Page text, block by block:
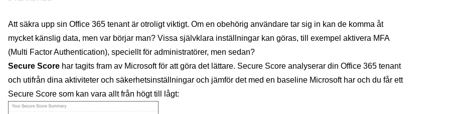
Att säkra upp sin Office 365 tenant är otroligt viktigt. Om en obehörig användare tar sig in kan de komma åt
mycket känslig data, men var börjar man? Vissa självklara inställningar kan göras, till exempel aktivera MFA
(Multi Factor Authentication), speciellt för administratörer, men sedan?
Secure Score har tagits fram av Microsoft för att göra det lättare. Secure Score analyserar din Office 365 tenant
och utifrån dina aktiviteter och säkerhetsinställningar och jämför det med en baseline Microsoft har och du får ett
Secure Score som kan vara allt från högt till lågt: